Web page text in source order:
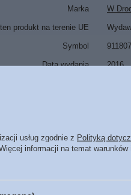
Marka W
produkt na terenie UE
Symbol
Data wydania 2016
ISBN Więcej
usług zgodnie z Polityką
informacji na temat